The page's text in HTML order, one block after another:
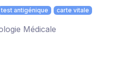
test antigénique carte vitale
Médicale